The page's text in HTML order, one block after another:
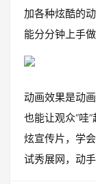
加各种炫酷的
能分分钟上手
动画效果是动
也能让观众“哇
炫宣传片，学
试秀展网，动